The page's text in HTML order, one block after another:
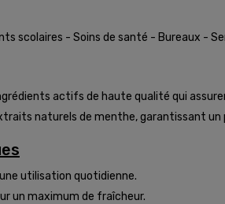
scolaires - Soins de santé - Bureaux -
actifs de haute qualité qui
naturels de menthe, garantissant
utilisation quotidienne.
un maximum de fraîcheur.